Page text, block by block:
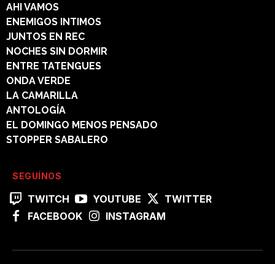
AHI VAMOS
ENEMIGOS INTIMOS
JUNTOS EN REC
NOCHES SIN DORMIR
ENTRE TATENGUES
ONDA VERDE
LA CAMARILLA
ANTOLOGÍA
EL DOMINGO MENOS PENSADO
STOPPER SABALERO
SEGUÍNOS
TWITCH YOUTUBE
TWITTER
FACEBOOK
INSTAGRAM